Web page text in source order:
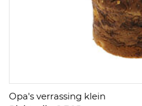
Opa's verrassing klein